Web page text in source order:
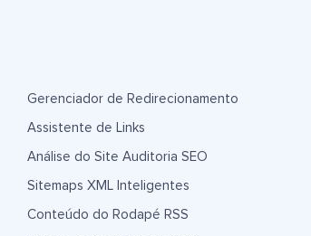
Gerenciador de Redirecionamento
Assistente de Links
Análise do Site Auditoria SEO
Sitemaps XML Inteligentes
Conteúdo do Rodapé RSS